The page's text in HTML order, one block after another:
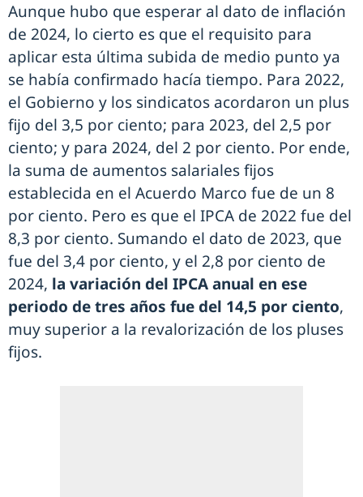
Aunque hubo que esperar al dato de inflación
de 2024, lo cierto es que el requisito para
aplicar esta última subida de medio punto ya
se había confirmado hacía tiempo. Para 2022,
el Gobierno y los sindicatos acordaron un plus
fijo del 3,5 por ciento; para 2023, del 2,5 por
ciento; y para 2024, del 2 por ciento. Por ende,
la suma de aumentos salariales fijos
establecida en el Acuerdo Marco fue de un 8
por ciento. Pero es que el IPCA de 2022 fue del
8,3 por ciento. Sumando el dato de 2023, que
fue del 3,4 por ciento, y el 2,8 por ciento de
2024, la variación del IPCA anual en ese
periodo de tres años fue del 14,5 por ciento,
muy superior a la revalorización de los pluses
fijos.